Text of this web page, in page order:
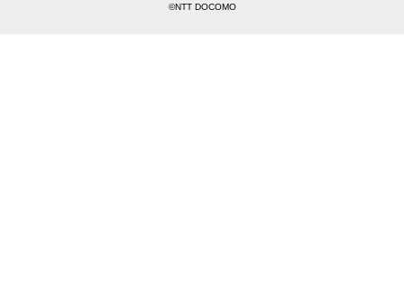
©NTT DOCOMO